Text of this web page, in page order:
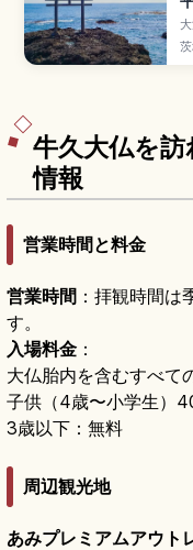
牛久大仏を
情報
営業時間と料金
営業時間 ：拝観時間
す。
入場料金 ：
大仏胎内を含むすべて
子供（4歳〜小学生）
3歳以下：無料
周辺観光地
あみプレミアムアウト